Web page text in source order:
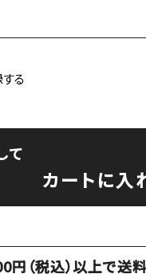
る
て
カートに入
（税込）以上で送